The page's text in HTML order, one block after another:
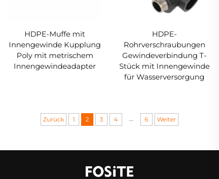
HDPE-Muffe mit
Innengewinde Kupplung
Poly mit metrischem
Innengewindeadapter
HDPE-
Rohrverschraubungen
Gewindeverbindung T-
Stück mit Innengewinde
für Wasserversorgung
Zurück 1 2 3 4 6 Weiter